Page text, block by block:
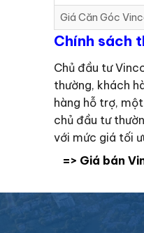
Giá Căn Góc
Chính sách
Chủ đầu tư
thường, khách
hàng hỗ trợ,
chủ đầu tư
với mức giá tối
=> Giá bán